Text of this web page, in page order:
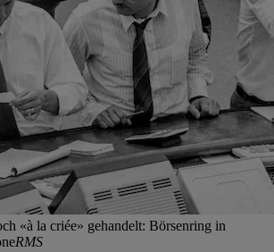
«à la criée» gehandelt: Börsenring in
RMS